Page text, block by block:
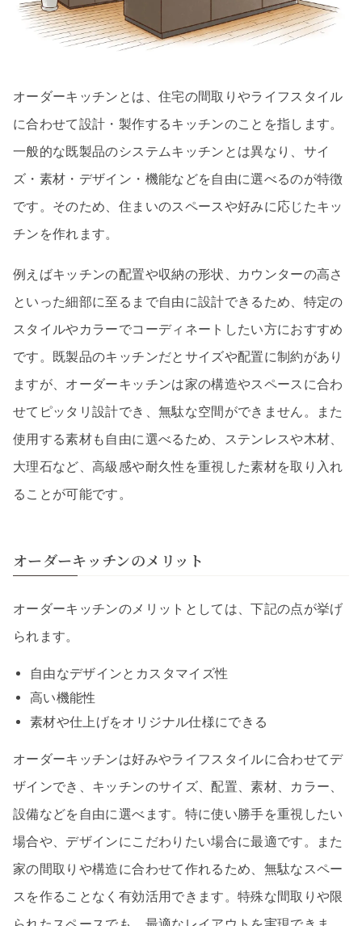
オーダーキッチンとは、住宅の間取りやライフスタイル
に合わせて設計・製作するキッチンのことを指します。
一般的な既製品のシステムキッチンとは異なり、サイ
ズ・素材・デザイン・機能などを自由に選べるのが特徴
です。そのため、住まいのスペースや好みに応じたキッ
チンを作れます。
例えばキッチンの配置や収納の形状、カウンターの高さ
といった細部に至るまで自由に設計できるため、特定の
スタイルやカラーでコーディネートしたい方におすすめ
です。既製品のキッチンだとサイズや配置に制約があり
ますが、オーダーキッチンは家の構造やスペースに合わ
せてピッタリ設計でき、無駄な空間ができません。また
使用する素材も自由に選べるため、ステンレスや木材、
大理石など、高級感や耐久性を重視した素材を取り入れ
ることが可能です。
オーダーキッチンのメリット
オーダーキッチンのメリットとしては、下記の点が挙げ
られます。
自由なデザインとカスタマイズ性
高い機能性
素材や仕上げをオリジナル仕様にできる
オーダーキッチンは好みやライフスタイルに合わせてデ
ザインでき、キッチンのサイズ、配置、素材、カラー、
設備などを自由に選べます。特に使い勝手を重視したい
場合や、デザインにこだわりたい場合に最適です。また
家の間取りや構造に合わせて作れるため、無駄なスペー
スを作ることなく有効活用できます。特殊な間取りや限